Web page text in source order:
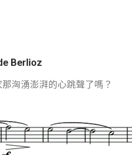
Berlioz
洶湧澎湃的心跳聲了嗎？